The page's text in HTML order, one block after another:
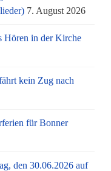
7. August 2026
Hören in der Kirche
kein Zug nach
für Bonner
den 30.06.2026 auf